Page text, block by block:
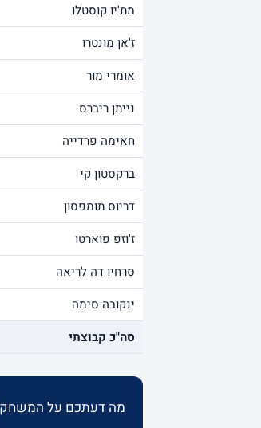
מת'יו קוסטלו
ז'אן מונטרו
אומרי מור
נייתן ריברס
חאימה פרדייה
ברקסטון קי
דריוס תומפסון
ז'וזפ פוארטו
סרחיו דה לריאה
ינקובה סימה
סה"כ קבוצתי
מה דעתכם על